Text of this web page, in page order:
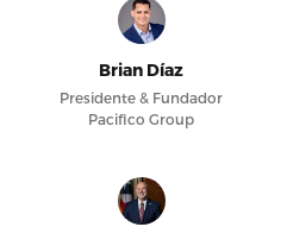
Brian Díaz
Presidente & Fundador
Pacifico Group